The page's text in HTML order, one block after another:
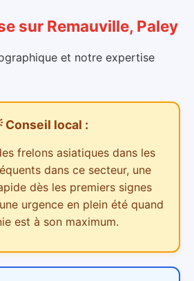
sur Remauville, Paley
et notre expertise
Conseil local :
frelons asiatiques dans les
dans ce secteur, une
dès les premiers signes
urgence en plein été quand
est à son maximum.